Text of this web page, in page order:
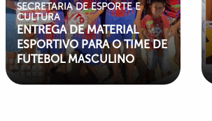
SECRETARIA DE ESPORTE E
CULTURA
ENTREGA DE MATERIAL
ESPORTIVO PARA O TIME DE
FUTEBOL MASCULINO